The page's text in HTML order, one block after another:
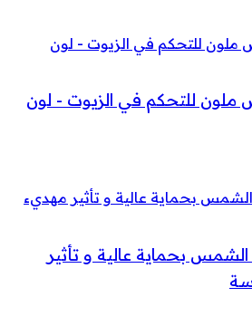
ملون للتحكم في الزيوت - لون
بحماية عالية و تأثير